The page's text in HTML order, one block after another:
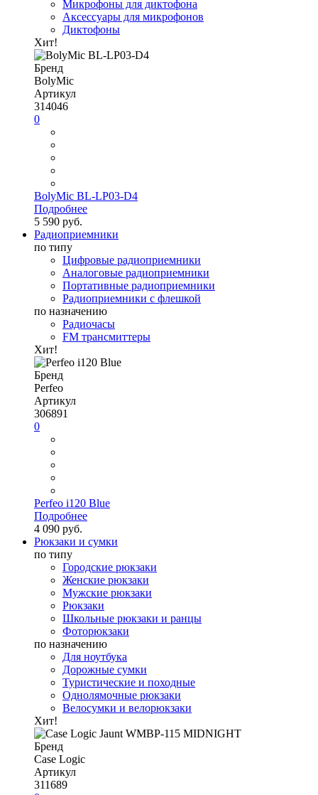
Микрофоны для диктофона
Аксессуары для микрофонов
Диктофоны
Хит!
Бренд
BolyMic
Артикул
314046
0
BolyMic BL-LP03-D4
Подробнее
5 590 руб.
Радиоприемники
по типу
Цифровые радиоприемники
Аналоговые радиоприемники
Портативные радиоприемники
Радиоприемники с флешкой
по назначению
Радиочасы
FM трансмиттеры
Хит!
Бренд
Perfeo
Артикул
306891
0
Perfeo i120 Blue
Подробнее
4 090 руб.
Рюкзаки и сумки
по типу
Городские рюкзаки
Женские рюкзаки
Мужские рюкзаки
Рюкзаки
Школьные рюкзаки и ранцы
Фоторюкзаки
по назначению
Для ноутбука
Дорожные сумки
Туристические и походные
Однолямочные рюкзаки
Велосумки и велорюкзаки
Хит!
Бренд
Case Logic
Артикул
311689